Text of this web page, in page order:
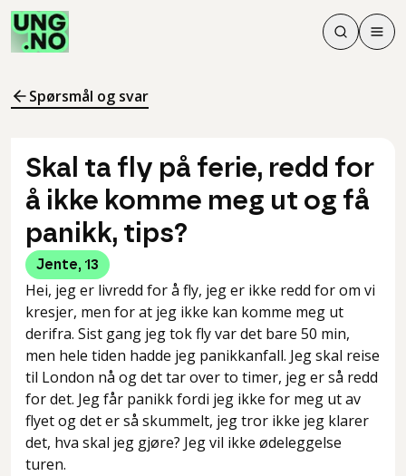
Søk
Søk
Meny
Spørsmål og svar
Skal ta fly på ferie, redd for
å ikke komme meg ut og få
panikk, tips?
Jente, 13
Hei, jeg er livredd for å fly, jeg er ikke redd for om vi
kresjer, men for at jeg ikke kan komme meg ut
derifra. Sist gang jeg tok fly var det bare 50 min,
men hele tiden hadde jeg panikkanfall. Jeg skal reise
til London nå og det tar over to timer, jeg er så redd
for det. Jeg får panikk fordi jeg ikke for meg ut av
flyet og det er så skummelt, jeg tror ikke jeg klarer
det, hva skal jeg gjøre? Jeg vil ikke ødeleggelse
turen.